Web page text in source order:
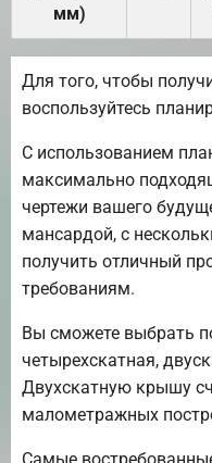
мм)
Для того, чтобы
воспользуйтесь
С использованием
максимально
чертежи вашего
мансардой, с
получить отличный
требованиям.
Вы сможете выбрать
четырехскатная,
Двухскатную крышу
малометражных